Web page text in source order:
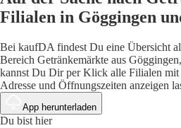
Filialen in Göggingen
Bei kaufDA findest Du eine Übersicht
Bereich Getränkemärkte aus
kannst Du Dir per Klick alle Filialen mit
Adresse und Öffnungszeiten anzeigen
App herunterladen
Du bist hier